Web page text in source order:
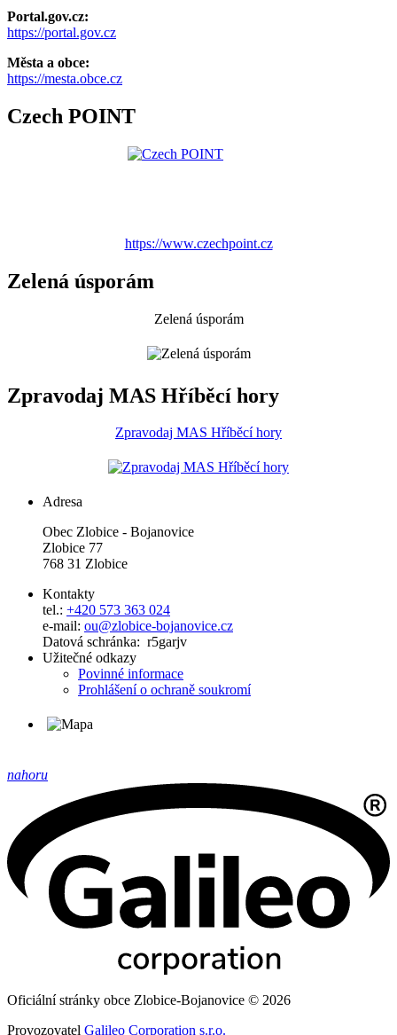
Portal.gov.cz:
https://portal.gov.cz
Města a obce:
https://mesta.obce.cz
Czech POINT
https://www.czechpoint.cz
Zelená úsporám
Zelená úsporám
Zpravodaj MAS Hříběcí hory
Zpravodaj MAS Hříběcí hory
Adresa
Obec Zlobice - Bojanovice
Zlobice 77
768 31 Zlobice
Kontakty
tel.: +420 573 363 024
e-mail: ou@zlobice-bojanovice.cz
Datová schránka: r5garjv
Užitečné odkazy
Povinné informace
Prohlášení o ochraně soukromí
nahoru
Oficiální stránky obce Zlobice-Bojanovice © 2026
Provozovatel Galileo Corporation s.r.o.